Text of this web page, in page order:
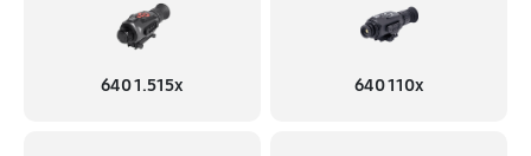
640 1.515x 640 110x